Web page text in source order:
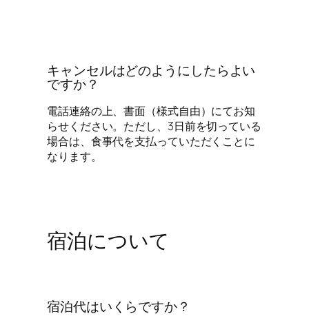
キャンセルはどのようにしたらよい
ですか？
電話連絡の上、書面（様式自由）にてお知
らせください。ただし、3日前を切っている
場合は、食事代を支払っていただくことに
なります。
宿泊について
宿泊代はいくらですか？